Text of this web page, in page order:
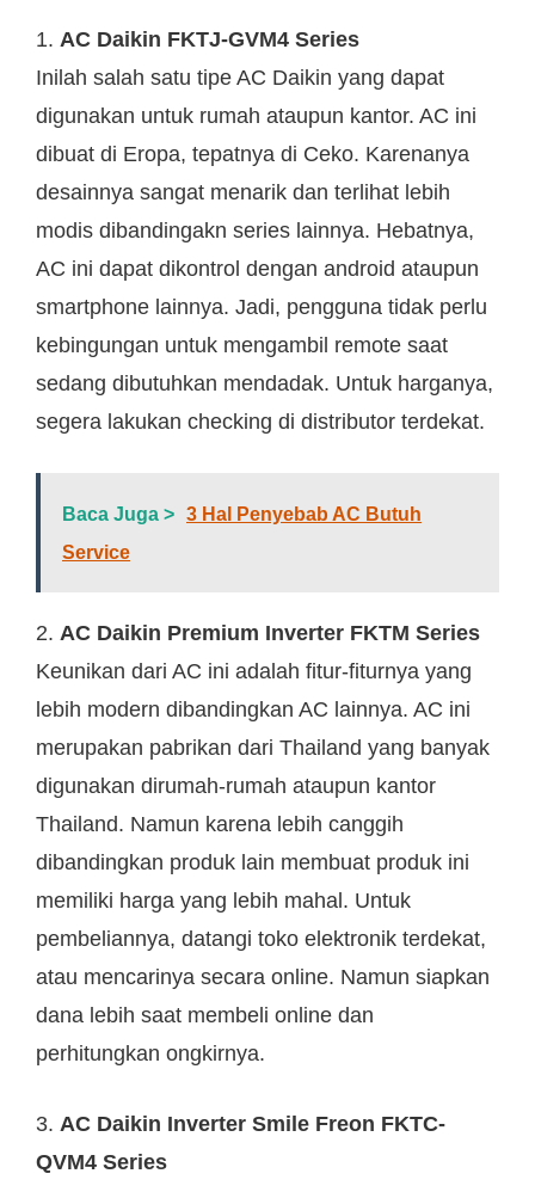
1. AC Daikin FKTJ-GVM4 Series
Inilah salah satu tipe AC Daikin yang dapat
digunakan untuk rumah ataupun kantor. AC ini
dibuat di Eropa, tepatnya di Ceko. Karenanya
desainnya sangat menarik dan terlihat lebih
modis dibandingakn series lainnya. Hebatnya,
AC ini dapat dikontrol dengan android ataupun
smartphone lainnya. Jadi, pengguna tidak perlu
kebingungan untuk mengambil remote saat
sedang dibutuhkan mendadak. Untuk harganya,
segera lakukan checking di distributor terdekat.
Baca Juga > 3 Hal Penyebab AC Butuh
Service
2. AC Daikin Premium Inverter FKTM Series
Keunikan dari AC ini adalah fitur-fiturnya yang
lebih modern dibandingkan AC lainnya. AC ini
merupakan pabrikan dari Thailand yang banyak
digunakan dirumah-rumah ataupun kantor
Thailand. Namun karena lebih canggih
dibandingkan produk lain membuat produk ini
memiliki harga yang lebih mahal. Untuk
pembeliannya, datangi toko elektronik terdekat,
atau mencarinya secara online. Namun siapkan
dana lebih saat membeli online dan
perhitungkan ongkirnya.
3. AC Daikin Inverter Smile Freon FKTC-
QVM4 Series